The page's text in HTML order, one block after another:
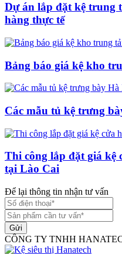
Dự án lắp đặt kệ trung
hàng thực tế
Bảng báo giá kệ kho
Các mẫu tủ kệ trưng
Thi công lắp đặt giá kệ
tại Lào Cai
Để lại thông tin nhận tư vấn
Gửi
CÔNG TY TNHH